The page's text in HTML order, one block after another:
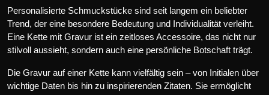
Personalisierte Schmuckstücke sind seit langem ein beliebter
Trend, der eine besondere Bedeutung und Individualität verleiht.
Eine Kette mit Gravur ist ein zeitloses Accessoire, das nicht nur
stilvoll aussieht, sondern auch eine persönliche Botschaft trägt.
Die Gravur auf einer Kette kann vielfältig sein – von Initialen über
wichtige Daten bis hin zu inspirierenden Zitaten. Sie ermöglicht